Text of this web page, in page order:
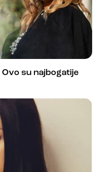
su najbogatije